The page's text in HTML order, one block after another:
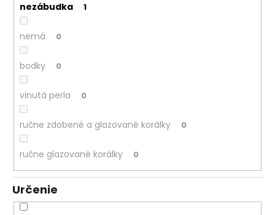
nezábudka 1
nemá 0
bodky 0
vinutá perla 0
ručne zdobené a glazované korálky 0
ručne glazované korálky 0
Určenie